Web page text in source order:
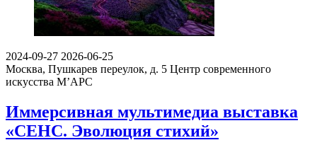
2024-09-27 2026-06-25
Москва, Пушкарев переулок, д. 5 Центр современного
искусства М’АРС
Иммерсивная мультимедиа выставка
«СЕНС. Эволюция стихий»